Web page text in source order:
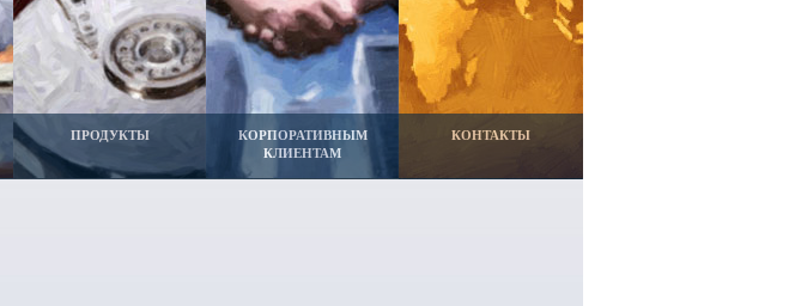
КОНТАКТЫ
КОРПОРАТИВНЫМ
КЛИЕНТАМ
ПРОДУКТЫ